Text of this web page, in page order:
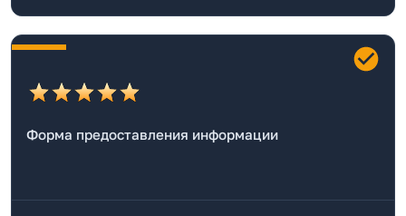
Форма предоставления информации